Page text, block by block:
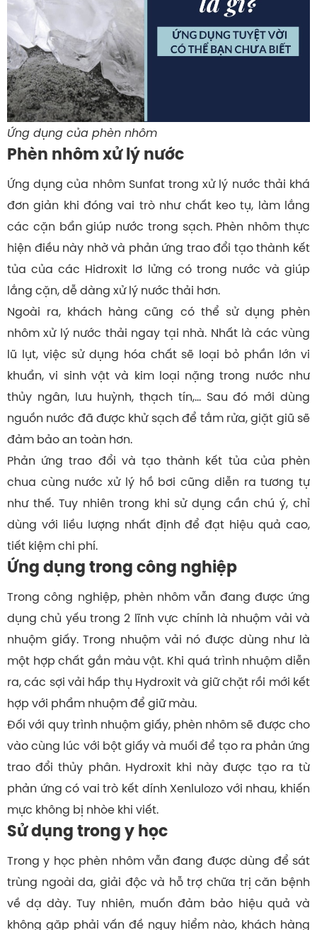
Ứng dụng của phèn nhôm
Phèn nhôm xử lý nước
Ứng dụng của nhôm Sunfat trong xử lý nước thải khá
đơn giản khi đóng vai trò như chất keo tụ, làm lắng
các cặn bẩn giúp nước trong sạch. Phèn nhôm thực
hiện điều này nhờ và phản ứng trao đổi tạo thành kết
tủa của các Hidroxit lơ lửng có trong nước và giúp
lắng cặn, dễ dàng xử lý nước thải hơn.
Ngoài ra, khách hàng cũng có thể sử dụng phèn
nhôm xử lý nước thải ngay tại nhà. Nhất là các vùng
lũ lụt, việc sử dụng hóa chất sẽ loại bỏ phần lớn vi
khuẩn, vi sinh vật và kim loại nặng trong nước như
thủy ngân, lưu huỳnh, thạch tín,… Sau đó mới dùng
nguồn nước đã được khử sạch để tắm rửa, giặt giũ sẽ
đảm bảo an toàn hơn.
Phản ứng trao đổi và tạo thành kết tủa của phèn
chua cùng nước xử lý hồ bơi cũng diễn ra tương tự
như thế. Tuy nhiên trong khi sử dụng cần chú ý, chỉ
dùng với liều lượng nhất định để đạt hiệu quả cao,
tiết kiệm chi phí.
Ứng dụng trong công nghiệp
Trong công nghiệp, phèn nhôm vẫn đang được ứng
dụng chủ yếu trong 2 lĩnh vực chính là nhuộm vải và
nhuộm giấy. Trong nhuộm vải nó được dùng như là
một hợp chất gắn màu vật. Khi quá trình nhuộm diễn
ra, các sợi vải hấp thụ Hydroxit và giữ chặt rồi mới kết
hợp với phẩm nhuộm để giữ màu.
Đối với quy trình nhuộm giấy, phèn nhôm sẽ được cho
vào cùng lúc với bột giấy và muối để tạo ra phản ứng
trao đổi thủy phân. Hydroxit khi này được tạo ra từ
phản ứng có vai trò kết dính Xenlulozo với nhau, khiến
mực không bị nhòe khi viết.
Sử dụng trong y học
Trong y học phèn nhôm vẫn đang được dùng để sát
trùng ngoài da, giải độc và hỗ trợ chữa trị căn bệnh
về dạ dày. Tuy nhiên, muốn đảm bảo hiệu quả và
không gặp phải vấn đề nguy hiểm nào, khách hàng